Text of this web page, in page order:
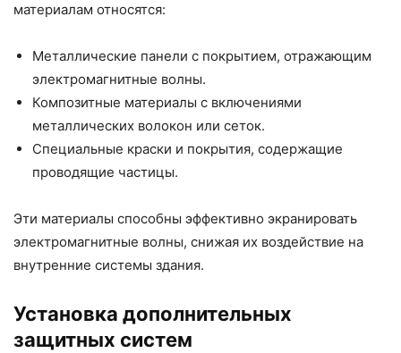
материалам относятся:
Металлические панели с покрытием, отражающим
электромагнитные волны.
Композитные материалы с включениями
металлических волокон или сеток.
Специальные краски и покрытия, содержащие
проводящие частицы.
Эти материалы способны эффективно экранировать
электромагнитные волны, снижая их воздействие на
внутренние системы здания.
Установка дополнительных
защитных систем